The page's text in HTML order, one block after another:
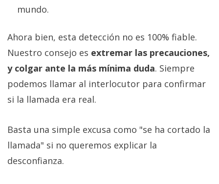
mundo.
Ahora bien, esta detección no es 100% fiable.
Nuestro consejo es extremar las precauciones,
y colgar ante la más mínima duda. Siempre
podemos llamar al interlocutor para confirmar
si la llamada era real.
Basta una simple excusa como "se ha cortado la
llamada" si no queremos explicar la
desconfianza.